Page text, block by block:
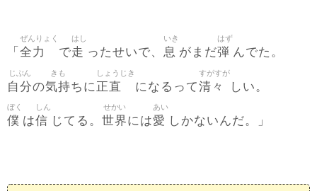
「 全力
ぜんりょく
で走
はし
ったせいで、 息
いき
がまだ弾
はず
んでた。
自分
じぶん
の気持
きも
ちに正直
しょうじき
になるって清々
すがすが
しい。
僕
ぼく
は信
しん
じてる。 世界
せかい
には愛
あい
しかないんだ。」